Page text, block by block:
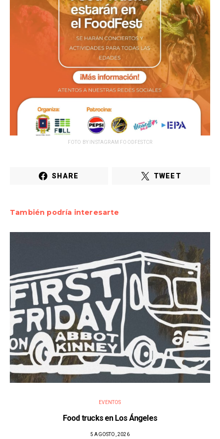
FOTO BY INSTAGRAM FOODFESTCR
SHARE TWEET
También podría interesarte
EVENTOS
Food trucks en Los Ángeles
5 AGOSTO, 2026